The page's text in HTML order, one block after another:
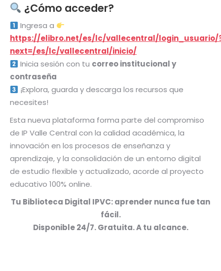
¿Cómo acceder?
Ingresa a
https://elibro.net/es/lc/vallecentral/login_usuario/
next=/es/lc/vallecentral/inicio/
Inicia sesión con tu correo institucional y
contraseña
¡Explora, guarda y descarga los recursos que
necesites!
Esta nueva plataforma forma parte del compromiso
de IP Valle Central con la calidad académica, la
innovación en los procesos de enseñanza y
aprendizaje, y la consolidación de un entorno digital
de estudio flexible y actualizado, acorde al proyecto
educativo 100% online.
Tu Biblioteca Digital IPVC: aprender nunca fue tan
fácil.
Disponible 24/7. Gratuita. A tu alcance.